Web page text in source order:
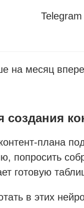
Telegram
на месяц
создания
плана
попросить
готовую
в этих